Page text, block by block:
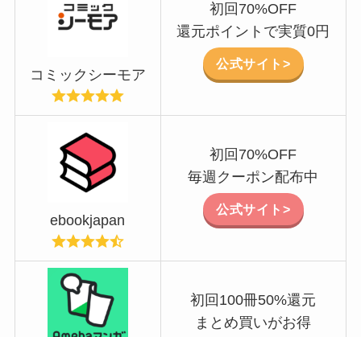
コミックシーモア
初回70%OFF
還元ポイントで実質0円
公式サイト>
ebookjapan
初回70%OFF
毎週クーポン配布中
公式サイト>
初回100冊50%還元
まとめ買いがお得